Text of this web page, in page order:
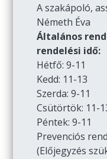
A szakápoló,
Németh Éva
Általános
rendelési idő:
Hétfő: 9-11
Kedd: 11-13
Szerda: 9-11
Csütörtök: 11-
Péntek: 9-11
Prevenciós
(Előjegyzés